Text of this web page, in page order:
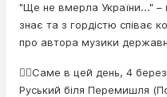
"Ще не вмерла України..." –
знає та з гордістю співає
про автора музики
☝🏻Саме в цей день, 4
Руський біля Перемишля